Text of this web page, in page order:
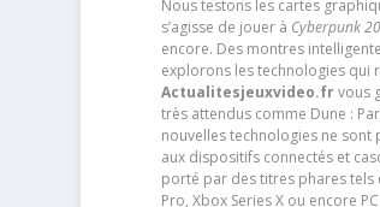
Nous testons les cartes
s’agisse de jouer à Cyberpunk
encore. Des montres
explorons les technologies qui
Actualitesjeuxvideo.frvous
très attendus comme Dune :
nouvelles technologies ne sont
aux dispositifs connectés et
porté par des titres phares tels
Pro, Xbox Series X ou encore